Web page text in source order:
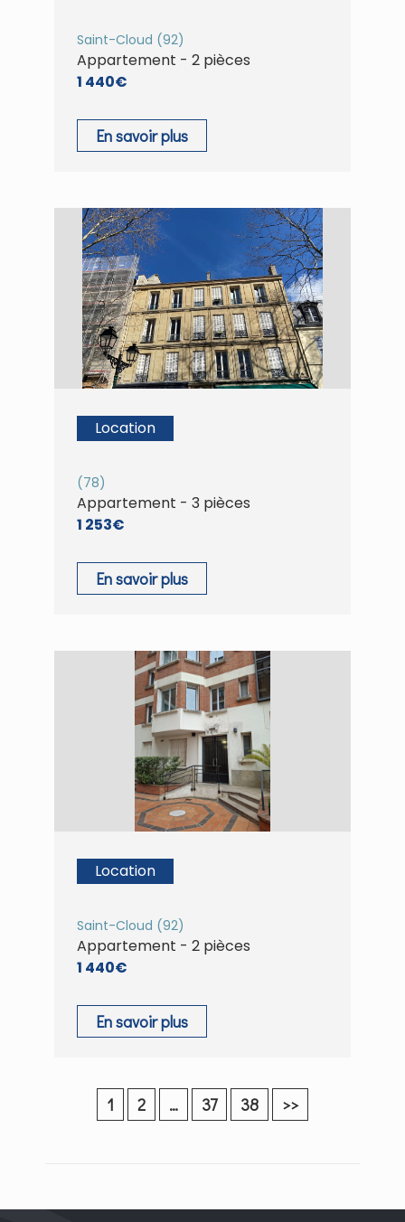
Saint-Cloud (92)
Appartement - 2 pièces
1 440€
En savoir plus
Location
(78)
Appartement - 3 pièces
1 253€
En savoir plus
Location
Saint-Cloud (92)
Appartement - 2 pièces
1 440€
En savoir plus
1 2 … 37 38 >>